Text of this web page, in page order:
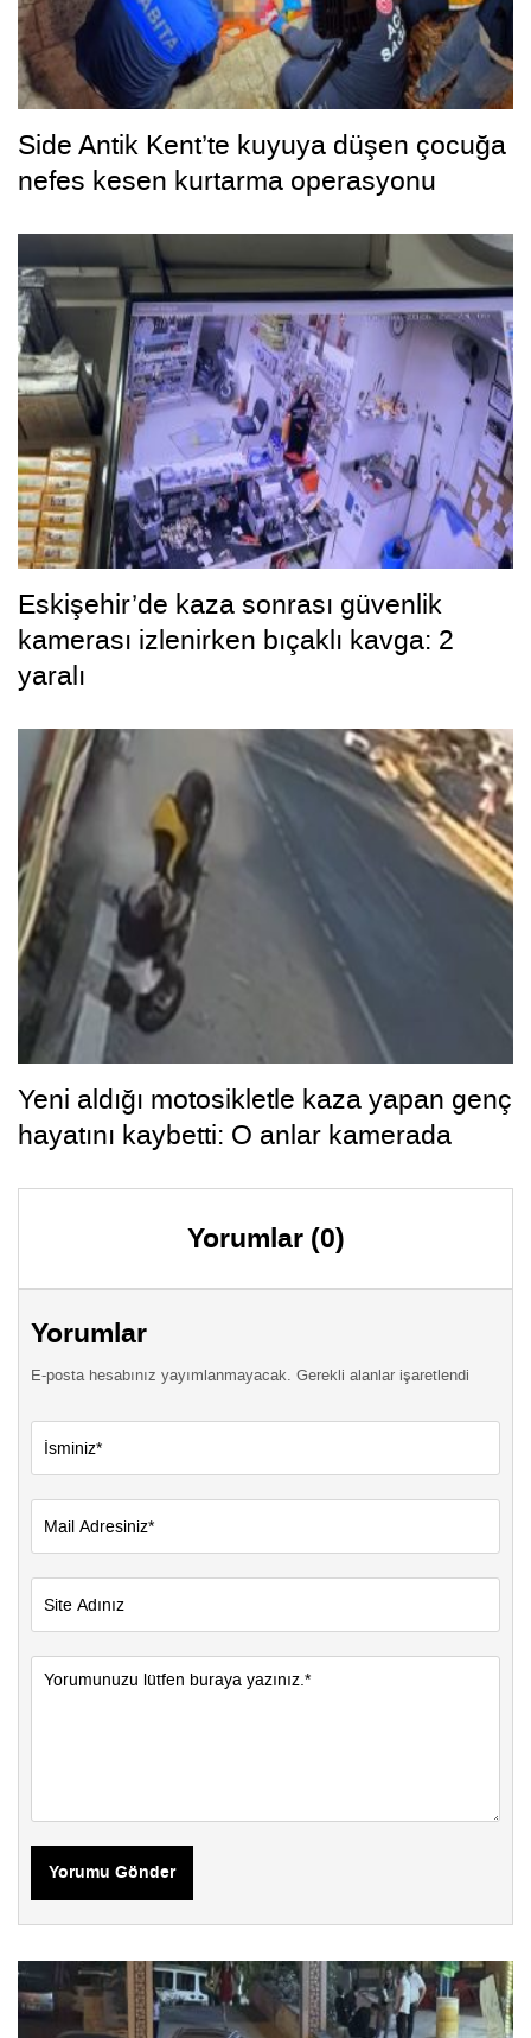
Side Antik Kent’te kuyuya düşen çocuğa
nefes kesen kurtarma operasyonu
Eskişehir’de kaza sonrası güvenlik
kamerası izlenirken bıçaklı kavga: 2
yaralı
Yeni aldığı motosikletle kaza yapan genç
hayatını kaybetti: O anlar kamerada
Yorumlar (0)
Yorumlar
E-posta hesabınız yayımlanmayacak. Gerekli alanlar işaretlendi
Yorumu Gönder